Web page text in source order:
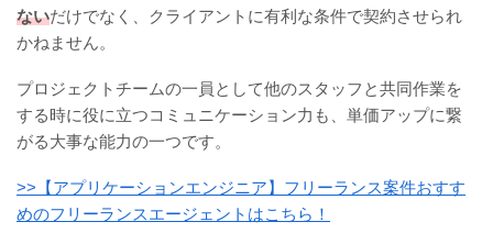
ないだけでなく、クライアントに有利な条件で契約させられ
かねません。
プロジェクトチームの一員として他のスタッフと共同作業を
する時に役に立つコミュニケーション力も、単価アップに繋
がる大事な能力の一つです。
>>【アプリケーションエンジニア】フリーランス案件おすす
めのフリーランスエージェントはこちら！